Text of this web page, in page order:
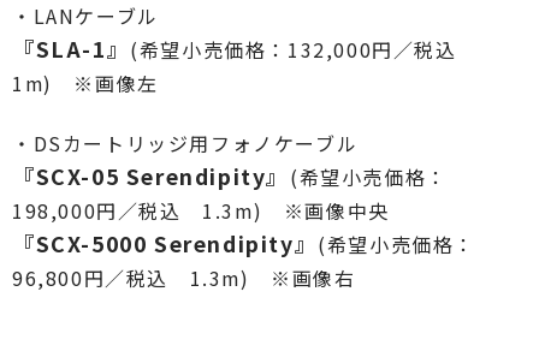
・LANケーブル
『SLA-1』 (希望小売価格：132,000円／税込
1m) ※画像左
・DSカートリッジ用フォノケーブル
『SCX-05 Serendipity』 (希望小売価格：
198,000円／税込 1.3m) ※画像中央
『SCX-5000 Serendipity』 (希望小売価格：
96,800円／税込 1.3m) ※画像右